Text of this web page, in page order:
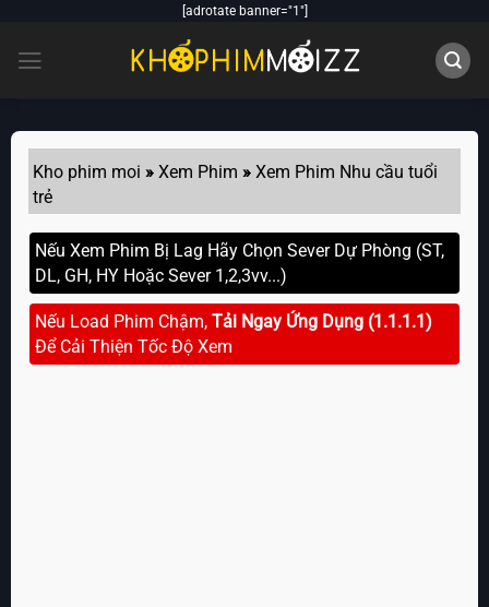
content
[adrotate banner="1"]
Kho phim moi »Xem Phim »Xem Phim Nhu cầu tuổi
trẻ
Nếu Xem Phim Bị Lag Hãy Chọn Sever Dự Phòng (ST,
DL, GH, HY Hoặc Sever 1,2,3vv...)
Nếu Load Phim Chậm,Tải Ngay Ứng Dụng (1.1.1.1)
Để Cải Thiện Tốc Độ Xem